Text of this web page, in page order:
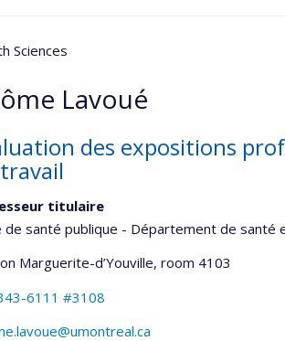
Sciences
Lavoué
des expositions
titulaire
de santé publique - Département de santé
Marguerite-d’Youville, room 4103
6111 #3108